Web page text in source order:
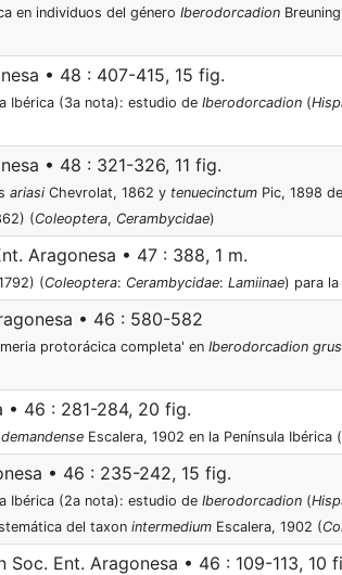
en individuos del género Iberodorcadion
• 48 : 407-415, 15 fig.
Ibérica (3a nota): estudio de Iberodorcadion (
• 48 : 321-326, 11 fig.
ariasi Chevrolat, 1862 y tenuecinctum Pic, 1898 de
(Coleoptera, Cerambycidae)
Aragonesa • 47 : 388, 1 m.
(Coleoptera: Cerambycidae: Lamiinae) para la
• 46 : 580-582
protorácica completa' en Iberodorcadion
• 46 : 281-284, 20 fig.
demandense Escalera, 1902 en la Península Ibérica (
• 46 : 235-242, 15 fig.
Ibérica (2a nota): estudio de Iberodorcadion (
del taxon intermedium Escalera, 1902 (
Soc. Ent. Aragonesa • 46 : 109-113, 10